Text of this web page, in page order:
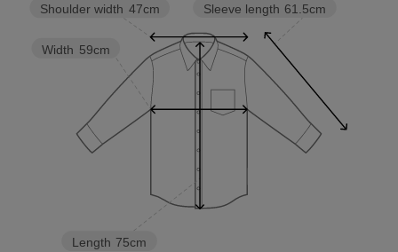
Sleeve length 61.5cm
Length 75cm
Width 59cm
Shoulder width 47cm